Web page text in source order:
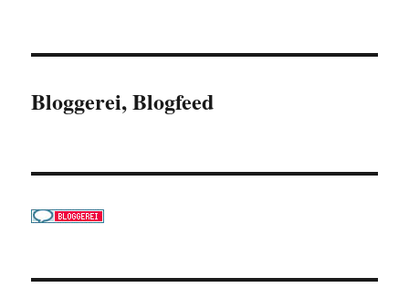
Bloggerei, Blogfeed